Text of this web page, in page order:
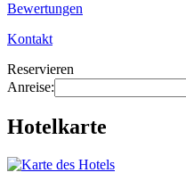
Bewertungen
Kontakt
Reservieren
Anreise:
Hotelkarte